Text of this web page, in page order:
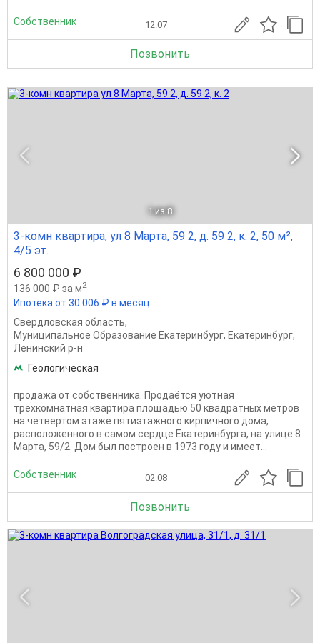
Собственник 12.07
Позвонить
1 из 8
3-комн квартира, ул 8 Марта, 59 2, д. 59 2, к. 2, 50 м²,
4/5 эт.
6 800 000 ₽
136 000 ₽ за м2
Ипотека от 30 006 ₽ в месяц
Свердловская область,
Муниципальное Образование Екатеринбург, Екатеринбург,
Ленинский р-н
Геологическая
продажа от собственника. Продаётся уютная
трёхкомнатная квартира площадью 50 квадратных метров
на четвёртом этаже пятиэтажного кирпичного дома,
расположенного в самом сердце Екатеринбурга, на улице 8
Марта, 59/2. Дом был построен в 1973 году и имеет...
Собственник 02.08
Позвонить